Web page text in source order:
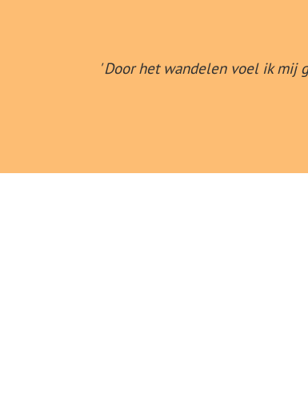
' Door het wandelen voel ik mij